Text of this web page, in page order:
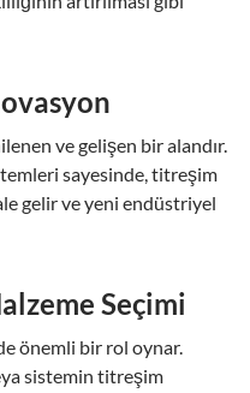
ve gelişen bir alandır.
sayesinde, titreşim
gelir ve yeni endüstriyel
Seçimi
önemli bir rol oynar.
sistemin titreşim